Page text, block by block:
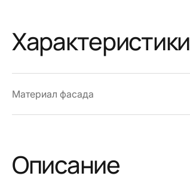
Характеристики
Материал фасада
Описание